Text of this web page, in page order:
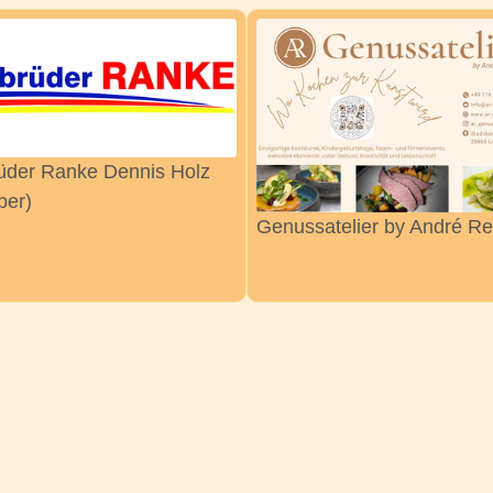
Ranke Dennis Holz
Genussatelier by André